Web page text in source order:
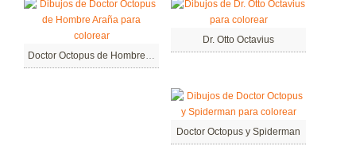
Doctor Octopus de Hombre Araña
Dr. Otto Octavius
Doctor Octopus y Spiderman